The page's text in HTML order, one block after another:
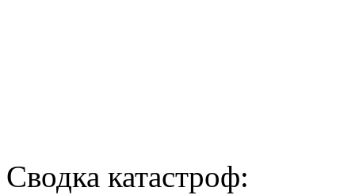
Сводка катастроф: